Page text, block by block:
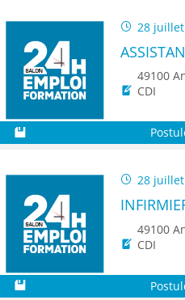
28 juillet
49100
CDI
28 juillet
49100
CDI